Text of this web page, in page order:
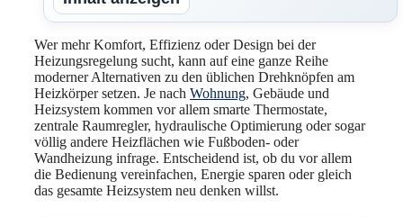
Wer mehr Komfort, Effizienz oder Design bei der
Heizungsregelung sucht, kann auf eine ganze Reihe
moderner Alternativen zu den üblichen Drehknöpfen am
Heizkörper setzen. Je nach Wohnung, Gebäude und
Heizsystem kommen vor allem smarte Thermostate,
zentrale Raumregler, hydraulische Optimierung oder sogar
völlig andere Heizflächen wie Fußboden- oder
Wandheizung infrage. Entscheidend ist, ob du vor allem
die Bedienung vereinfachen, Energie sparen oder gleich
das gesamte Heizsystem neu denken willst.